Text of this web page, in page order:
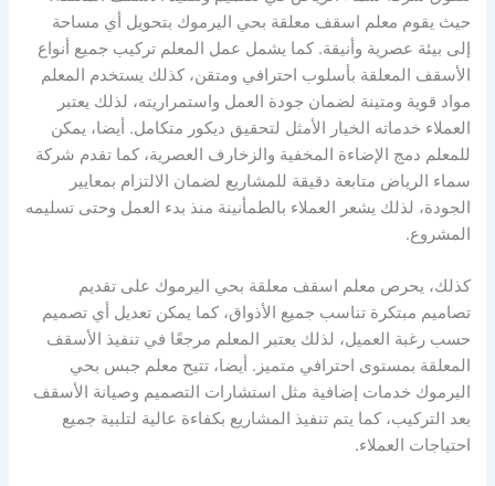
حيث يقوم معلم اسقف معلقة بحي اليرموك بتحويل أي مساحة
إلى بيئة عصرية وأنيقة. كما يشمل عمل المعلم تركيب جميع أنواع
الأسقف المعلقة بأسلوب احترافي ومتقن، كذلك يستخدم المعلم
مواد قوية ومتينة لضمان جودة العمل واستمراريته، لذلك يعتبر
العملاء خدماته الخيار الأمثل لتحقيق ديكور متكامل. أيضا، يمكن
للمعلم دمج الإضاءة المخفية والزخارف العصرية، كما تقدم شركة
سماء الرياض متابعة دقيقة للمشاريع لضمان الالتزام بمعايير
الجودة، لذلك يشعر العملاء بالطمأنينة منذ بدء العمل وحتى تسليمه
المشروع.
كذلك، يحرص معلم اسقف معلقة بحي اليرموك على تقديم
تصاميم مبتكرة تناسب جميع الأذواق، كما يمكن تعديل أي تصميم
حسب رغبة العميل، لذلك يعتبر المعلم مرجعًا في تنفيذ الأسقف
المعلقة بمستوى احترافي متميز. أيضا، تتيح معلم جبس بحي
اليرموك خدمات إضافية مثل استشارات التصميم وصيانة الأسقف
بعد التركيب، كما يتم تنفيذ المشاريع بكفاءة عالية لتلبية جميع
احتياجات العملاء.